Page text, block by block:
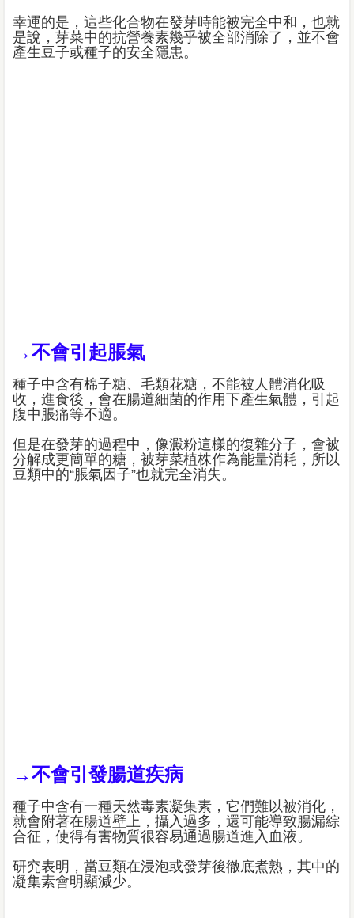
幸運的是，這些化合物在發芽時能被完全中和，也就
是說，芽菜中的抗營養素幾乎被全部消除了，並不會
產生豆子或種子的安全隱患。
→不會引起脹氣
種子中含有棉子糖、毛類花糖，不能被人體消化吸
收，進食後，會在腸道細菌的作用下產生氣體，引起
腹中脹痛等不適。
但是在發芽的過程中，像澱粉這樣的復雜分子，會被
分解成更簡單的糖，被芽菜植株作為能量消耗，所以
豆類中的“脹氣因子”也就完全消失。
→不會引發腸道疾病
種子中含有一種天然毒素凝集素，它們難以被消化，
就會附著在腸道壁上，攝入過多，還可能導致腸漏綜
合征，使得有害物質很容易通過腸道進入血液。
研究表明，當豆類在浸泡或發芽後徹底煮熟，其中的
凝集素會明顯減少。